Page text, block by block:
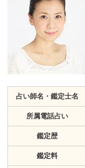
占い師名・鑑定士名
所属電話占い
鑑定歴
鑑定料